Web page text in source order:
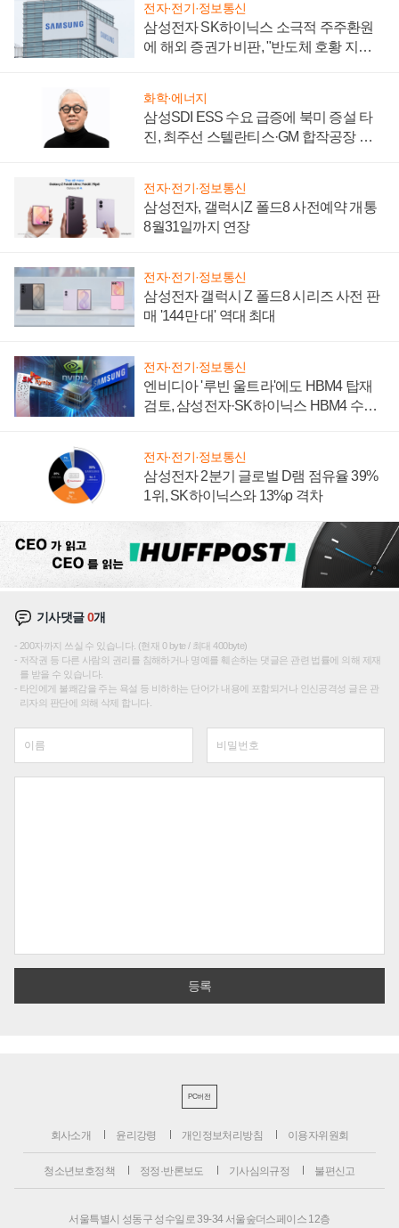
전자·전기·정보통신
삼성전자 SK하이닉스 소극적 주주환원
에 해외 증권가 비판, "반도체 호황 지속
화학·에너지
삼성SDI ESS 수요 급증에 북미 증설 타
진, 최주선 스텔란티스·GM 합작공장 건
전자·전기·정보통신
삼성전자, 갤럭시Z 폴드8 사전예약 개통
8월31일까지 연장
전자·전기·정보통신
삼성전자 갤럭시 Z 폴드8 시리즈 사전 판
매 '144만 대' 역대 최대
전자·전기·정보통신
엔비디아 '루빈 울트라'에도 HBM4 탑재
검토, 삼성전자·SK하이닉스 HBM4 수율
전자·전기·정보통신
삼성전자 2분기 글로벌 D램 점유율 39%
1위, SK하이닉스와 13%p 격차
기사댓글0개
200자까지 쓰실 수 있습니다. (현재 0 byte / 최대 400byte)
저작권 등 다른 사람의 권리를 침해하거나 명예를 훼손하는 댓글은 관련 법률에 의해 제재
를 받을 수 있습니다.
타인에게 불쾌감을 주는 욕설 등 비하하는 단어가 내용에 포함되거나 인신공격성 글은 관
리자의 판단에 의해 삭제 합니다.
PC버전
회사소개 윤리강령 개인정보처리방침 이용자위원회
청소년보호정책 정정·반론보도 기사심의규정 불편신고
서울특별시 성동구 성수일로 39-34 서울숲더스페이스 12층